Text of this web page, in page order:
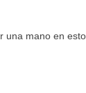
mano en